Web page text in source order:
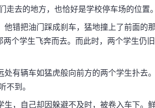
去的地方，也恰好是学校停车场的位置。
错把油门踩成刹车，猛地撞上了前面的那
个学生飞奔而去。而此时，两个学生仍旧
有辆车如猛虎般向前方的两个学生扑去。
不到。
，自己却因躲避不及时，被卷入车下。